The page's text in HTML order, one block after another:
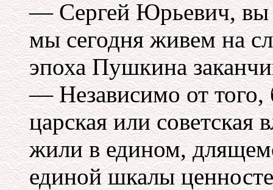
— Сергей Юрьевич, вы
мы сегодня живем на
эпоха Пушкина
— Независимо от того,
царская или
жили в едином,
единой шкалы